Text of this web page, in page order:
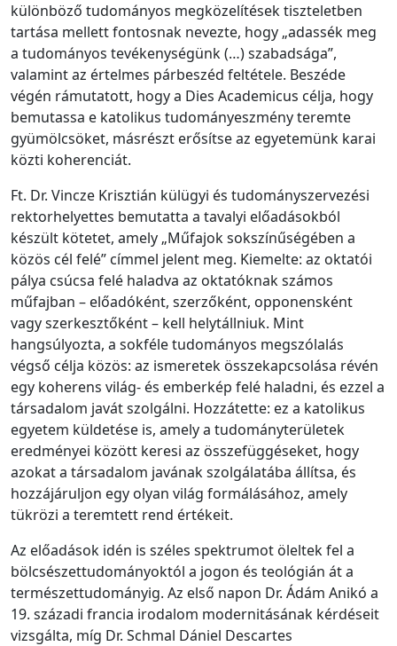
különböző tudományos megközelítések tiszteletben
tartása mellett fontosnak nevezte, hogy „adassék meg
a tudományos tevékenységünk (…) szabadsága”,
valamint az értelmes párbeszéd feltétele. Beszéde
végén rámutatott, hogy a Dies Academicus célja, hogy
bemutassa e katolikus tudományeszmény teremte
gyümölcsöket, másrészt erősítse az egyetemünk karai
közti koherenciát.
Ft. Dr. Vincze Krisztián külügyi és tudományszervezési
rektorhelyettes bemutatta a tavalyi előadásokból
készült kötetet, amely „Műfajok sokszínűségében a
közös cél felé” címmel jelent meg. Kiemelte: az oktatói
pálya csúcsa felé haladva az oktatóknak számos
műfajban – előadóként, szerzőként, opponensként
vagy szerkesztőként – kell helytállniuk. Mint
hangsúlyozta, a sokféle tudományos megszólalás
végső célja közös: az ismeretek összekapcsolása révén
egy koherens világ- és emberkép felé haladni, és ezzel a
társadalom javát szolgálni. Hozzátette: ez a katolikus
egyetem küldetése is, amely a tudományterületek
eredményei között keresi az összefüggéseket, hogy
azokat a társadalom javának szolgálatába állítsa, és
hozzájáruljon egy olyan világ formálásához, amely
tükrözi a teremtett rend értékeit.
Az előadások idén is széles spektrumot öleltek fel a
bölcsészettudományoktól a jogon és teológián át a
természettudományig. Az első napon Dr. Ádám Anikó a
19. századi francia irodalom modernitásának kérdéseit
vizsgálta, míg Dr. Schmal Dániel Descartes